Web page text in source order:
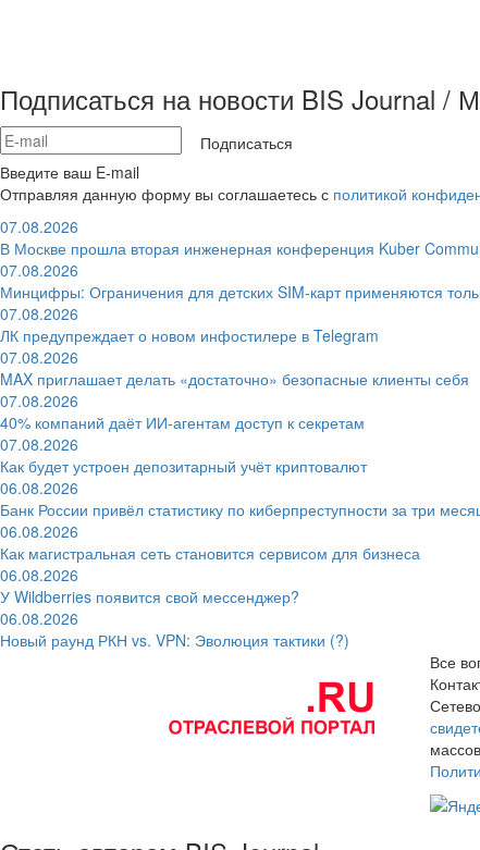
Подписаться на новости BIS Journal /
Подписаться
Введите ваш E-mail
Отправляя данную форму вы соглашаетесь с политикой
07.08.2026
В Москве прошла вторая инженерная конференция Kuber
07.08.2026
Минцифры: Ограничения для детских SIM-карт применяются
07.08.2026
ЛК предупреждает о новом инфостилере в Telegram
07.08.2026
MAX приглашает делать «достаточно» безопасные клиенты себя
07.08.2026
40% компаний даёт ИИ‑агентам доступ к секретам
07.08.2026
Как будет устроен депозитарный учёт криптовалют
06.08.2026
Банк России привёл статистику по киберпреступности за три
06.08.2026
Как магистральная сеть становится сервисом для бизнеса
06.08.2026
У Wildberries появится свой мессенджер?
06.08.2026
Новый раунд РКН vs. VPN: Эволюция тактики (?)
Все